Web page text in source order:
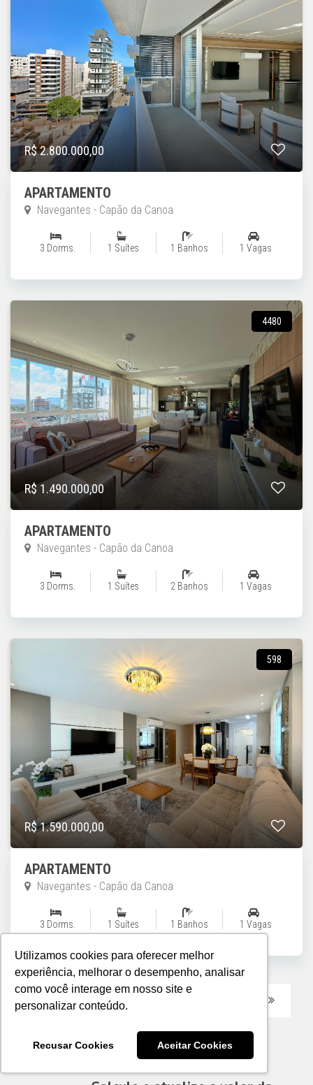
Utilizamos cookies para oferecer melhor
experiência, melhorar o desempenho, analisar
como você interage em nosso site e
personalizar conteúdo.
Recusar Cookies Aceitar Cookies
R$ 2.800.000,00
APARTAMENTO
Navegantes - Capão da Canoa
3 Dorms. 1 Suítes 1 Banhos 1 Vagas
4480
R$ 1.490.000,00
APARTAMENTO
Navegantes - Capão da Canoa
3 Dorms. 1 Suítes 2 Banhos 1 Vagas
598
R$ 1.590.000,00
APARTAMENTO
Navegantes - Capão da Canoa
3 Dorms. 1 Suítes 1 Banhos 1 Vagas
1 2 3